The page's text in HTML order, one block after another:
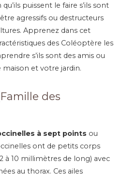
puissent le faire s’ils sont
agressifs ou destructeurs
Apprenez dans cet
des Coléoptère les
s’ils sont des amis ou
et votre jardin.
des
à sept points ou
ont de petits corps
à 10 millimètres de long) avec
au thorax. Ces ailes